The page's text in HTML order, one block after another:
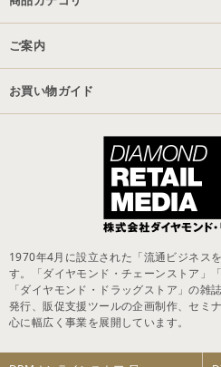
ご案内
お買い物ガイド
1970年4月に設立された「流通ビジネス
す。「ダイヤモンド・チェーンストア」
「ダイヤモンド・ドラッグストア」の雑
発行、販促支援ツールの企画制作、セミ
心に幅広く事業を展開しています。